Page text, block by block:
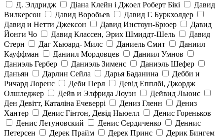
Д. Элдридж
Діана Клейн і Джоел Роберт Бікі
Давид
Вилкерсон
Давид Воробьев
Давид Г. Буркхолдер
Давид и Нетти Джексон
Давид Инстоун-Брюер
Давид
Йонги Чо
Давид Классен, Эрих Шмиддт-Шель
Давид
Стерн
Даг Хьюард- Милс Даниель Смит
Даниил
Кауффман
Даниил Мордовцев
Даниил Умнов
Даниэль Гербер
Даниэль Зименс
Даниэль Шефер
Даньян
Дарлин Сейла Дарья Баданина
Дебби и
Ричард Лоренс
Деби Перл
Девід Епплбі, Джордж
Олшледжер
Дейв и Элфрида Лоуэн
Дейвид Льюис
Ден Девітт, Каталіна Ечеверрі
Дениз Гленн
Дениз
Хантер
Денис Гінтон, Девід Ньюелл
Денис Гореньков
Денис Летуновский
Денис Сердиченко
Деннис
Петерсен
Дерек Прайм Дерек Принс
Дерик Бингем